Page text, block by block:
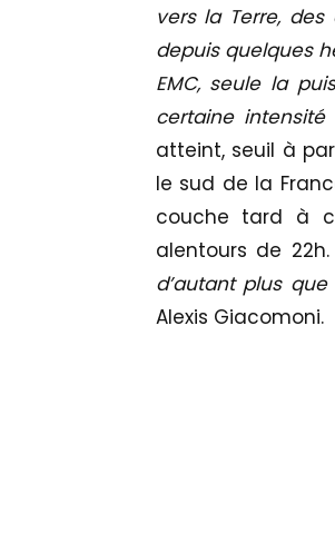
vers la Terre,
depuis quelques
EMC, seule la
certaine intensité
atteint, seuil à
le sud de la
couche tard à
alentours de 22h.
d’autant plus
Alexis Giacomoni.